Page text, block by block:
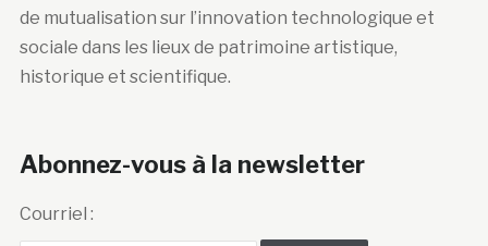
de mutualisation sur l’innovation technologique et
sociale dans les lieux de patrimoine artistique,
historique et scientifique.
Abonnez-vous à la newsletter
Courriel :